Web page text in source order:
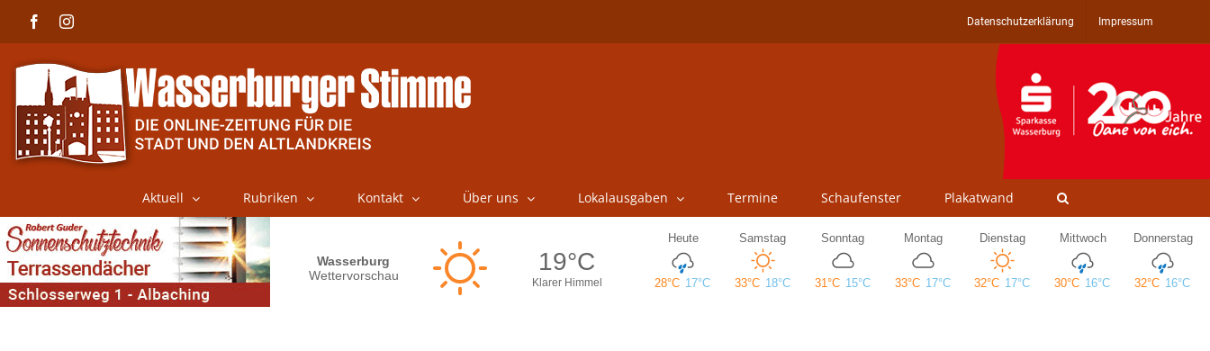
FacebookInstagram Datenschutzerklärung Impressum
Aktuell Rubriken Kontakt Über uns Lokalausgaben Termine Schaufenster Plakatwand